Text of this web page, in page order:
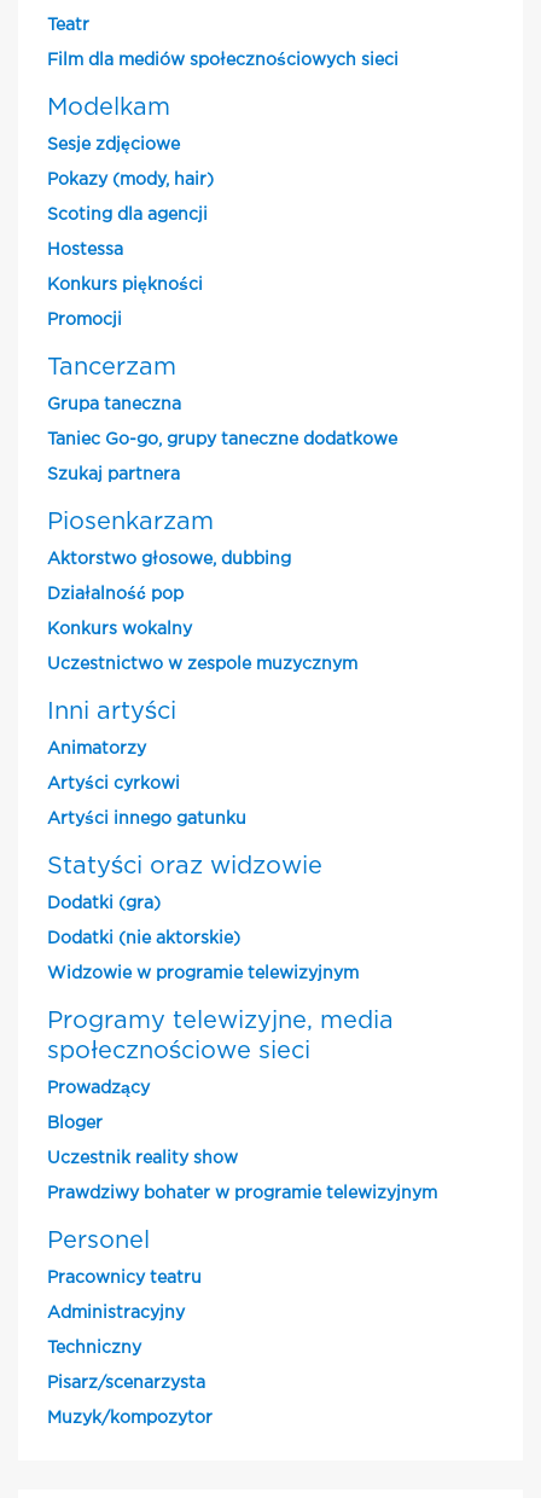
Teatr
Film dla mediów społecznościowych sieci
Modelkam
Sesje zdjęciowe
Pokazy (mody, hair)
Scoting dla agencji
Hostessa
Konkurs piękności
Promocji
Tancerzam
Grupa taneczna
Taniec Go-go, grupy taneczne dodatkowe
Szukaj partnera
Piosenkarzam
Aktorstwo głosowe, dubbing
Działalność pop
Konkurs wokalny
Uczestnictwo w zespole muzycznym
Inni artyści
Animatorzy
Artyści cyrkowi
Artyści innego gatunku
Statyści oraz widzowie
Dodatki (gra)
Dodatki (nie aktorskie)
Widzowie w programie telewizyjnym
Programy telewizyjne, media
społecznościowe sieci
Prowadzący
Bloger
Uczestnik reality show
Prawdziwy bohater w programie telewizyjnym
Personel
Pracownicy teatru
Administracyjny
Techniczny
Pisarz/scenarzysta
Muzyk/kompozytor